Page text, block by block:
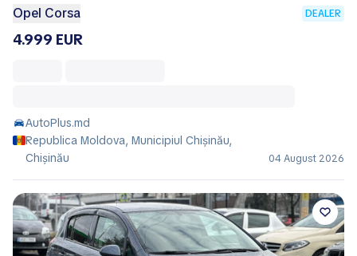
Opel Corsa DEALER
4.999 EUR
AutoPlus.md
Republica Moldova, Municipiul Chișinău,
Chișinău
04 August 2026